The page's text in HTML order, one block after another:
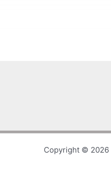
Copyright © 2026